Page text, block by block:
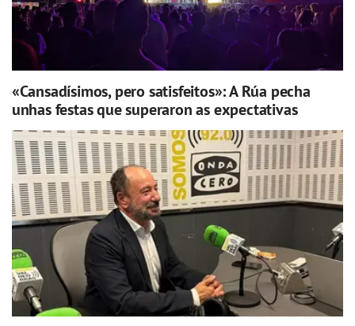
«Cansadísimos, pero satisfeitos»: A Rúa pecha
unhas festas que superaron as expectativas